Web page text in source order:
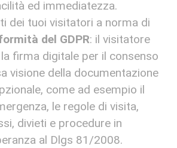
ed immediatezza.
dei tuoi visitatori a norma di
del GDPR: il visitatore
firma digitale per il consenso
visione della documentazione
come ad esempio il
le regole di visita,
divieti e procedure in
al Dlgs 81/2008.